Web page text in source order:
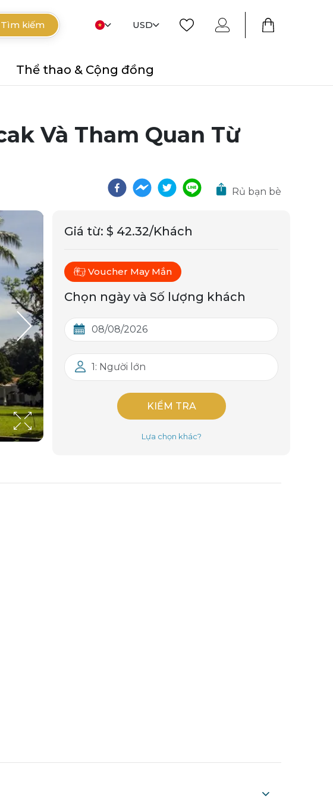
Tìm kiếm USD
Thể thao & Cộng đồng
Và Tham Quan Từ
Rủ bạn bè
Giá từ: $ 42.32/Khách
Voucher May Mắn
Chọn ngày và Số lượng khách
1: Người lớn
KIỂM TRA
Lựa chọn khác?